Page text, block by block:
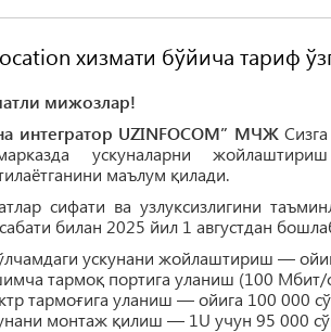
хизмати бўйича тариф
мижозлар!
интегратор UZINFOCOM” МЧЖСизга
ускуналарни
маълум қилади.
сифати ва узлуксизлигини
билан 2025 йил 1 августдан
ускунани жойлаштириш —
тармоқ портига уланиш (100
тармоғига уланиш — ойига 100 000
монтаж қилиш — 1U учун 95 000